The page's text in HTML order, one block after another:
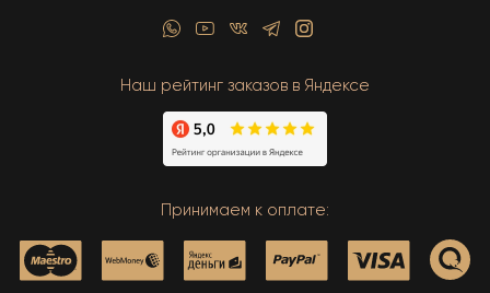
Наш рейтинг заказов в Яндексе
Принимаем к оплате: